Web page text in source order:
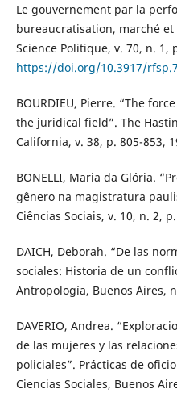
Le gouvernement par la
bureaucratisation, marché
Science Politique, v. 70, n. 1,
https://doi.org/10.3917/
BOURDIEU, Pierre. “The
the juridical field”. The
California, v. 38, p. 805-853,
BONELLI, Maria da Glória.
gênero na magistratura
Ciências Sociais, v. 10, n. 2,
DAICH, Deborah. “De las
sociales: Historia de un
Antropología, Buenos Aires,
DAVERIO, Andrea.
de las mujeres y las
policiales”. Prácticas de
Ciencias Sociales, Buenos